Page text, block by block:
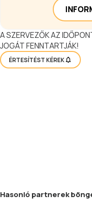
A SZERVEZŐK AZ
JOGÁT FENNTARTJÁK!
ÉRTESÍTÉST KÉREK
Hasonló partnerek